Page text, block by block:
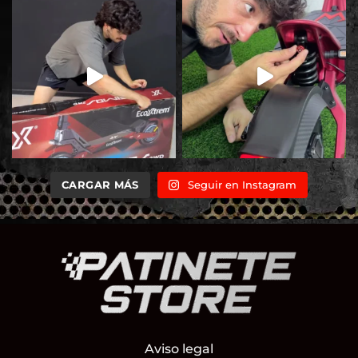
CARGAR MÁS Seguir en Instagram
Aviso legal